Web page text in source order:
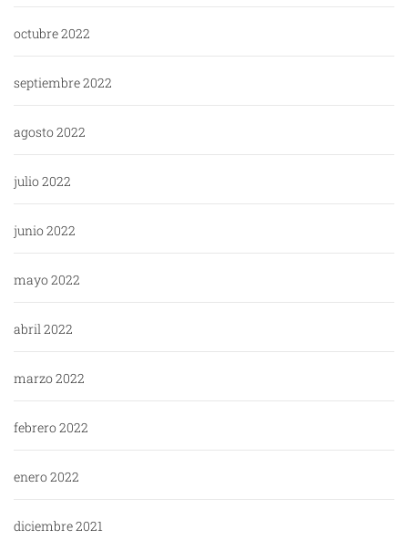
octubre 2022
septiembre 2022
agosto 2022
julio 2022
junio 2022
mayo 2022
abril 2022
marzo 2022
febrero 2022
enero 2022
diciembre 2021